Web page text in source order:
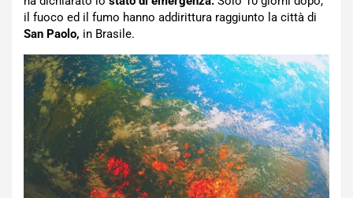
il fuoco ed il fumo hanno addirittura raggiunto la città di
San Paolo, in Brasile.